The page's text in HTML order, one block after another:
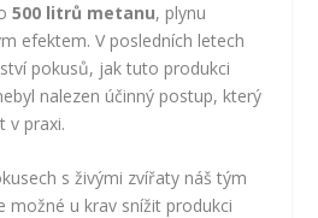
500 litrů metanu, plynu
efektem. V posledních letech
pokusů, jak tuto produkci
nalezen účinný postup, který
v praxi.
s živými zvířaty náš tým
možné u krav snížit produkci